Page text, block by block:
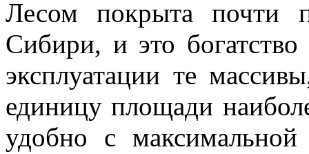
Лесом покрыта почти
Сибири, и это
эксплуатации те
единицу площади
удобно с